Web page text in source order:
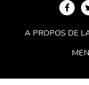
A PROPOS DE